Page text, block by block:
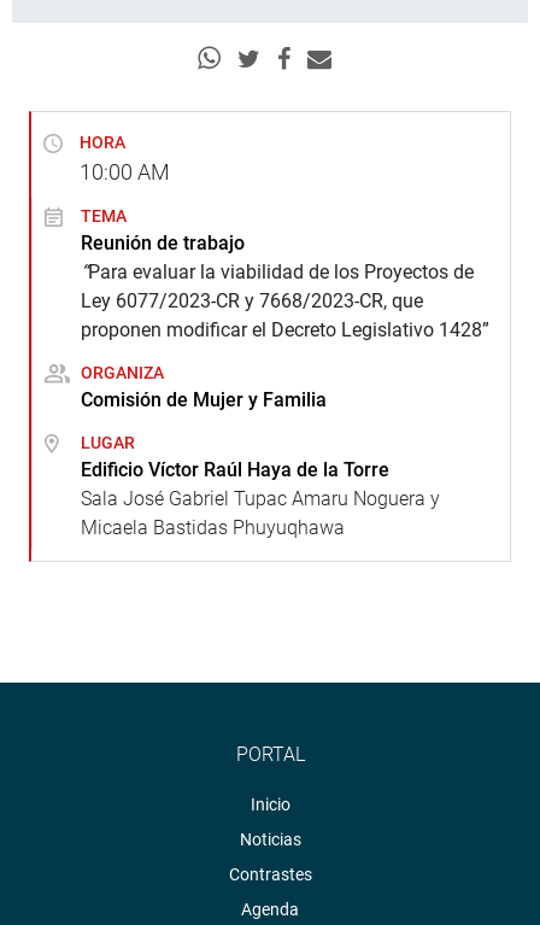
HORA
10:00 AM
TEMA
Reunión de trabajo
“Para evaluar la viabilidad de los Proyectos de
Ley 6077/2023-CR y 7668/2023-CR, que
proponen modificar el Decreto Legislativo 1428”
ORGANIZA
Comisión de Mujer y Familia
LUGAR
Edificio Víctor Raúl Haya de la Torre
Sala José Gabriel Tupac Amaru Noguera y
Micaela Bastidas Phuyuqhawa
PORTAL
Inicio
Noticias
Contrastes
Agenda